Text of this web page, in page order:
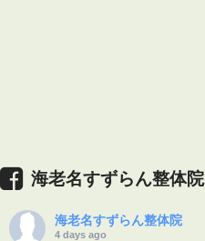
海老名すずらん整体院
海老名すずらん整体院
4 days ago